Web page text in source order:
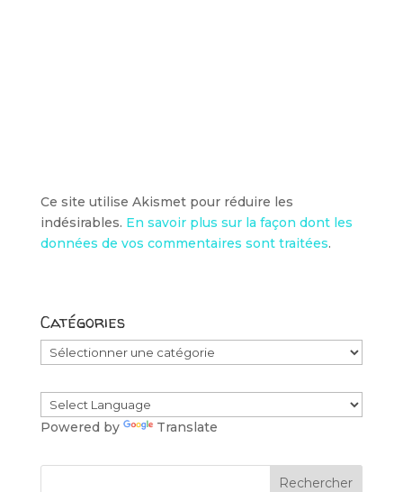
Ce site utilise Akismet pour réduire les
indésirables. En savoir plus sur la façon dont les
données de vos commentaires sont traitées.
Catégories
Catégories
Powered by Translate